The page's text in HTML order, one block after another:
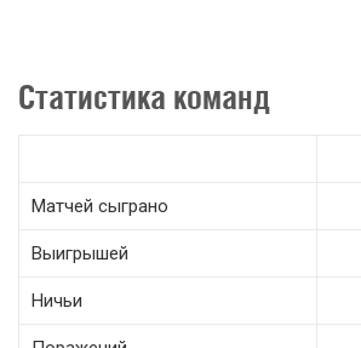
Статистика команд
Матчей сыграно
Выигрышей
Ничьи